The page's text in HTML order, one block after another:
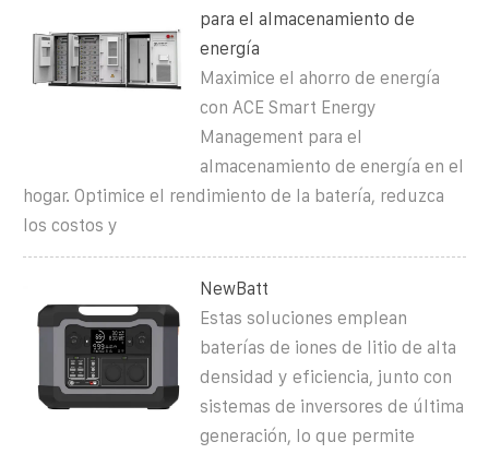
para el almacenamiento de
energía
Maximice el ahorro de energía
con ACE Smart Energy
Management para el
almacenamiento de energía en el
hogar. Optimice el rendimiento de la batería, reduzca
los costos y
NewBatt
Estas soluciones emplean
baterías de iones de litio de alta
densidad y eficiencia, junto con
sistemas de inversores de última
generación, lo que permite